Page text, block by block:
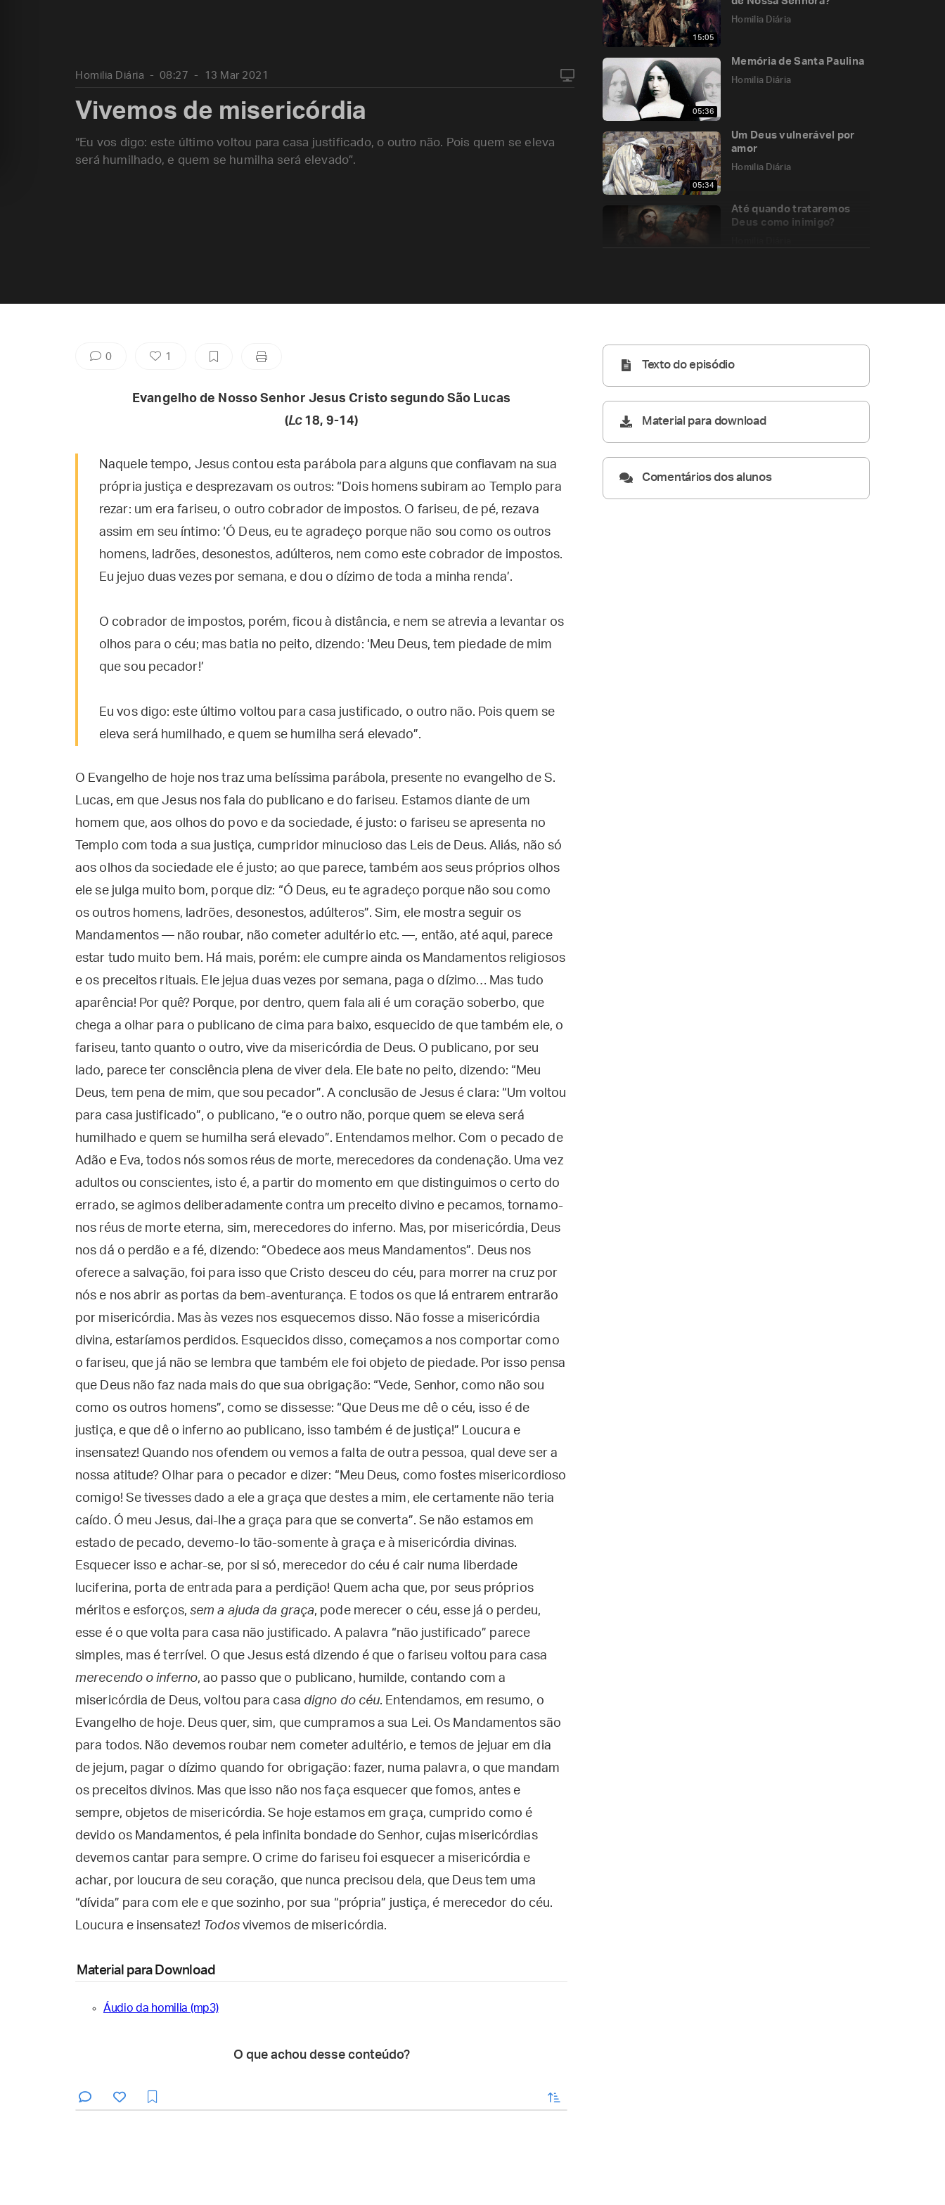
15:05
Homilia Diária
05:36
Memória de Santa Paulina
Homilia Diária
05:34
Um Deus vulnerável por
amor
Homilia Diária
Até quando trataremos
Deus como inimigo?
Homilia Diária 08:27 13 Mar 2021
Vivemos de misericórdia
“Eu vos digo: este último voltou para casa justificado, o outro não. Pois quem se eleva
será humilhado, e quem se humilha será elevado”.
0 1
Evangelho de Nosso Senhor Jesus Cristo segundo São Lucas
(Lc 18, 9-14)
Naquele tempo, Jesus contou esta parábola para alguns que confiavam na sua
própria justiça e desprezavam os outros: “Dois homens subiram ao Templo para
rezar: um era fariseu, o outro cobrador de impostos. O fariseu, de pé, rezava
assim em seu íntimo: ‘Ó Deus, eu te agradeço porque não sou como os outros
homens, ladrões, desonestos, adúlteros, nem como este cobrador de impostos.
Eu jejuo duas vezes por semana, e dou o dízimo de toda a minha renda’.
O cobrador de impostos, porém, ficou à distância, e nem se atrevia a levantar os
olhos para o céu; mas batia no peito, dizendo: ‘Meu Deus, tem piedade de mim
que sou pecador!’
Eu vos digo: este último voltou para casa justificado, o outro não. Pois quem se
eleva será humilhado, e quem se humilha será elevado”.
O Evangelho de hoje nos traz uma belíssima parábola, presente no evangelho de S.
Lucas, em que Jesus nos fala do publicano e do fariseu. Estamos diante de um
homem que, aos olhos do povo e da sociedade, é justo: o fariseu se apresenta no
Templo com toda a sua justiça, cumpridor minucioso das Leis de Deus. Aliás, não só
aos olhos da sociedade ele é justo; ao que parece, também aos seus próprios olhos
ele se julga muito bom, porque diz: “Ó Deus, eu te agradeço porque não sou como
os outros homens, ladrões, desonestos, adúlteros”. Sim, ele mostra seguir os
Mandamentos — não roubar, não cometer adultério etc. —, então, até aqui, parece
estar tudo muito bem. Há mais, porém: ele cumpre ainda os Mandamentos religiosos
e os preceitos rituais. Ele jejua duas vezes por semana, paga o dízimo… Mas tudo
aparência! Por quê? Porque, por dentro, quem fala ali é um coração soberbo, que
chega a olhar para o publicano de cima para baixo, esquecido de que também ele, o
fariseu, tanto quanto o outro, vive da misericórdia de Deus. O publicano, por seu
lado, parece ter consciência plena de viver dela. Ele bate no peito, dizendo: “Meu
Deus, tem pena de mim, que sou pecador”. A conclusão de Jesus é clara: “Um voltou
para casa justificado”, o publicano, “e o outro não, porque quem se eleva será
humilhado e quem se humilha será elevado”. Entendamos melhor. Com o pecado de
Adão e Eva, todos nós somos réus de morte, merecedores da condenação. Uma vez
adultos ou conscientes, isto é, a partir do momento em que distinguimos o certo do
errado, se agimos deliberadamente contra um preceito divino e pecamos, tornamo-
nos réus de morte eterna, sim, merecedores do inferno. Mas, por misericórdia, Deus
nos dá o perdão e a fé, dizendo: “Obedece aos meus Mandamentos”. Deus nos
oferece a salvação, foi para isso que Cristo desceu do céu, para morrer na cruz por
nós e nos abrir as portas da bem-aventurança. E todos os que lá entrarem entrarão
por misericórdia. Mas às vezes nos esquecemos disso. Não fosse a misericórdia
divina, estaríamos perdidos. Esquecidos disso, começamos a nos comportar como
o fariseu, que já não se lembra que também ele foi objeto de piedade. Por isso pensa
que Deus não faz nada mais do que sua obrigação: “Vede, Senhor, como não sou
como os outros homens”, como se dissesse: “Que Deus me dê o céu, isso é de
justiça, e que dê o inferno ao publicano, isso também é de justiça!” Loucura e
insensatez! Quando nos ofendem ou vemos a falta de outra pessoa, qual deve ser a
nossa atitude? Olhar para o pecador e dizer: “Meu Deus, como fostes misericordioso
comigo! Se tivesses dado a ele a graça que destes a mim, ele certamente não teria
caído. Ó meu Jesus, dai-lhe a graça para que se converta”. Se não estamos em
estado de pecado, devemo-lo tão-somente à graça e à misericórdia divinas.
Esquecer isso e achar-se, por si só, merecedor do céu é cair numa liberdade
luciferina, porta de entrada para a perdição! Quem acha que, por seus próprios
méritos e esforços,sem a ajuda da graça, pode merecer o céu, esse já o perdeu,
esse é o que volta para casa não justificado. A palavra “não justificado” parece
simples, mas é terrível. O que Jesus está dizendo é que o fariseu voltou para casa
merecendo o inferno, ao passo que o publicano, humilde, contando com a
misericórdia de Deus, voltou para casa digno do céu. Entendamos, em resumo, o
Evangelho de hoje. Deus quer, sim, que cumpramos a sua Lei. Os Mandamentos são
para todos. Não devemos roubar nem cometer adultério, e temos de jejuar em dia
de jejum, pagar o dízimo quando for obrigação: fazer, numa palavra, o que mandam
os preceitos divinos. Mas que isso não nos faça esquecer que fomos, antes e
sempre, objetos de misericórdia. Se hoje estamos em graça, cumprido como é
devido os Mandamentos, é pela infinita bondade do Senhor, cujas misericórdias
devemos cantar para sempre. O crime do fariseu foi esquecer a misericórdia e
achar, por loucura de seu coração, que nunca precisou dela, que Deus tem uma
“dívida” para com ele e que sozinho, por sua “própria” justiça, é merecedor do céu.
Loucura e insensatez! Todos vivemos de misericórdia.
Material para Download
Áudio da homilia (mp3)
O que achou desse conteúdo?
enviar
Texto do episódio
Material para download
Comentários dos alunos